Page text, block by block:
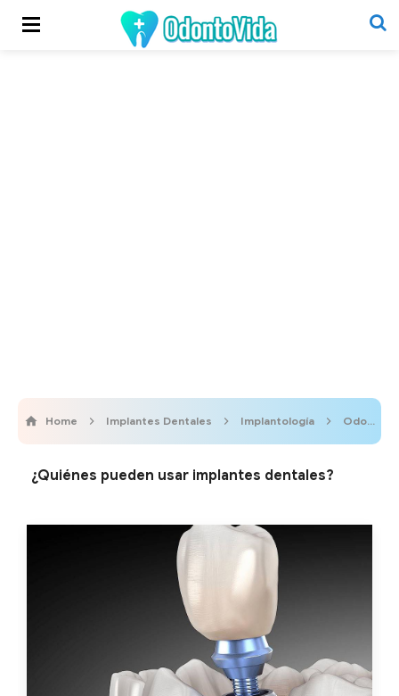
Home Implantes Dentales Implantología OdontoVida
¿Quiénes pueden usar implantes dentales?